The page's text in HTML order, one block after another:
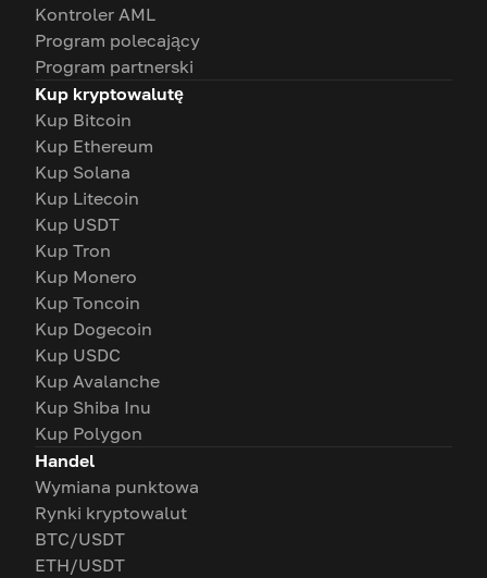
Kontroler AML
Program polecający
Program partnerski
Kup kryptowalutę
Kup Bitcoin
Kup Ethereum
Kup Solana
Kup Litecoin
Kup USDT
Kup Tron
Kup Monero
Kup Toncoin
Kup Dogecoin
Kup USDC
Kup Avalanche
Kup Shiba Inu
Kup Polygon
Handel
Wymiana punktowa
Rynki kryptowalut
BTC/USDT
ETH/USDT